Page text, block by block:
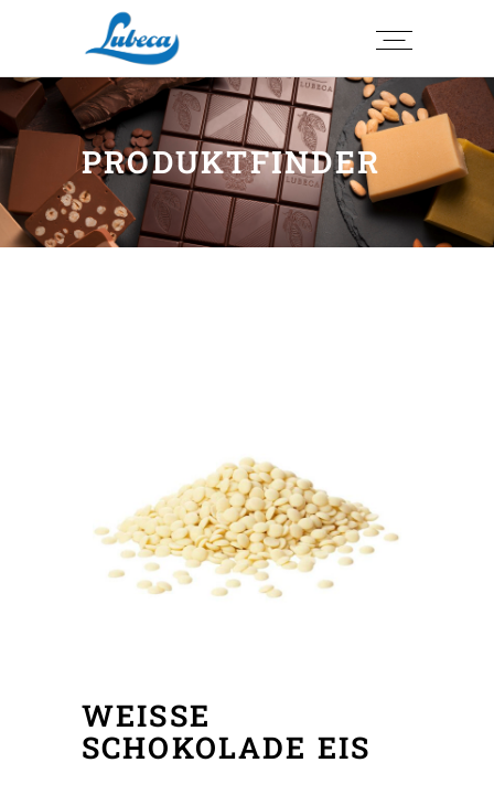
PRODUKTFINDER
WEISSE S
CHOKOLADE EIS